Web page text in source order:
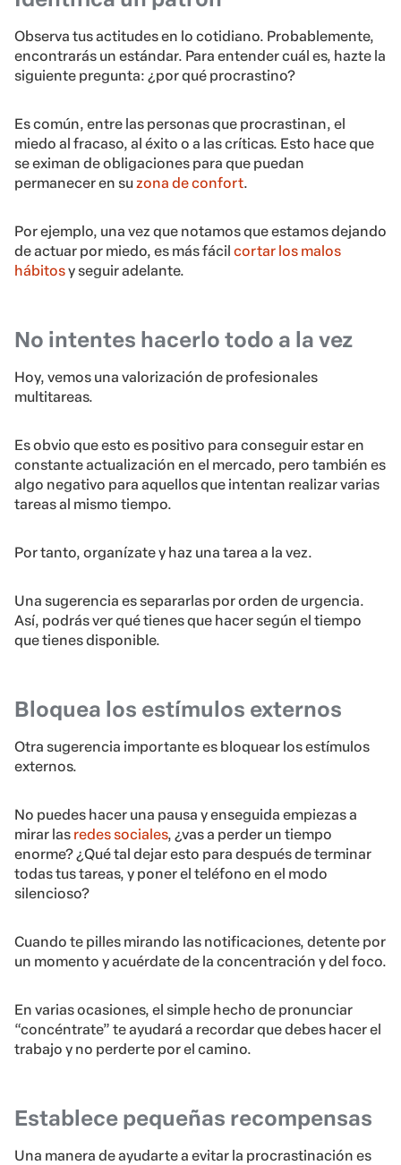
Observa tus actitudes en lo cotidiano. Probablemente,
encontrarás un estándar. Para entender cuál es, hazte la
siguiente pregunta: ¿por qué procrastino?
Es común, entre las personas que procrastinan, el
miedo al fracaso, al éxito o a las críticas. Esto hace que
se eximan de obligaciones para que puedan
permanecer en suzona de confort.
Por ejemplo, una vez que notamos que estamos dejando
de actuar por miedo, es más fácil cortar los malos
hábitosy seguir adelante.
No intentes hacerlo todo a la vez
Hoy, vemos una valorización de profesionales
multitareas.
Es obvio que esto es positivo para conseguir estar en
constante actualización en el mercado, pero también es
algo negativo para aquellos que intentan realizar varias
tareas al mismo tiempo.
Por tanto, organízate y haz una tarea a la vez.
Una sugerencia es separarlas por orden de urgencia.
Así, podrás ver qué tienes que hacer según el tiempo
que tienes disponible.
Bloquea los estímulos externos
Otra sugerencia importante es bloquear los estímulos
externos.
No puedes hacer una pausa y enseguida empiezas a
mirar las redes sociales, ¿vas a perder un tiempo
enorme? ¿Qué tal dejar esto para después de terminar
todas tus tareas, y poner el teléfono en el modo
silencioso?
Cuando te pilles mirando las notificaciones, detente por
un momento y acuérdate de la concentración y del foco.
En varias ocasiones, el simple hecho de pronunciar
“concéntrate” te ayudará a recordar que debes hacer el
trabajo y no perderte por el camino.
Establece pequeñas recompensas
Una manera de ayudarte a evitar la procrastinación es